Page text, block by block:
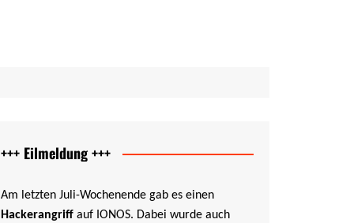
+++ Eilmeldung +++
Am letzten Juli-Wochenende gab es einen
Hackerangriff auf IONOS. Dabei wurde auch